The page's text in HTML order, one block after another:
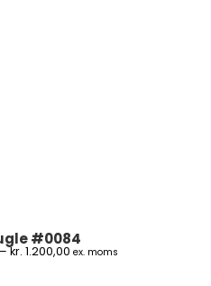
#0084
–kr. 1.200,00 Prisinterval:
ex. moms